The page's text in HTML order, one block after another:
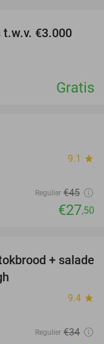
€3.000
Gratis
9.1 star
Regulier €45
€27,50
44%
+ salade
9.4 star
Regulier €34